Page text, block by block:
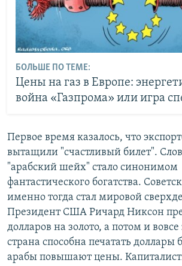
БОЛЬШЕ ПО ТЕМЕ:
Цены на газ в Европе:
война «Газпрома» или игра
Первое время казалось, что
вытащили "счастливый билет".
"арабский шейх" стало синонимом
фантастического богатства.
именно тогда стал мировой
Президент США Ричард Никсон
долларов на золото, а потом и вовсе
страна способна печатать доллары
арабы повышают цены.